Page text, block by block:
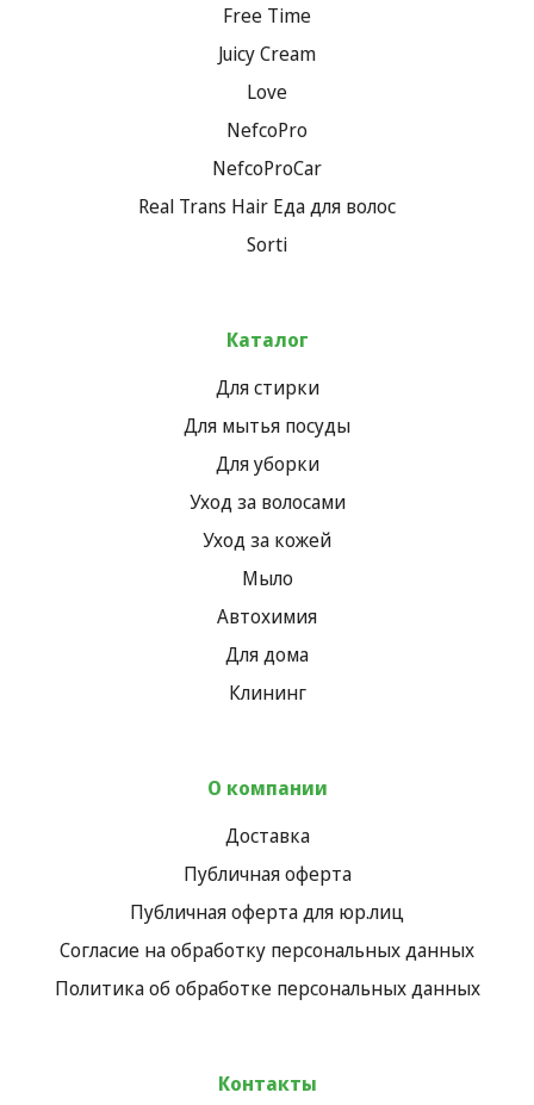
Free Time
Juicy Cream
Love
NefcoPro
NefcoProCar
Real Trans Hair Еда для волос
Sorti
Каталог
Для стирки
Для мытья посуды
Для уборки
Уход за волосами
Уход за кожей
Мыло
Автохимия
Для дома
Клининг
О компании
Доставка
Публичная оферта
Публичная оферта для юр.лиц
Согласие на обработку персональных данных
Политика об обработке персональных данных
Контакты